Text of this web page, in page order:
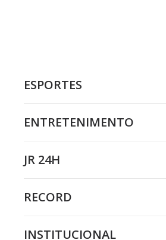
ESPORTES
ENTRETENIMENTO
JR 24H
RECORD
INSTITUCIONAL